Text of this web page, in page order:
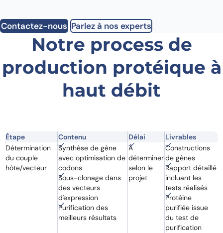
Contactez-nous Parlez à nos experts
Notre process de
production protéique à
haut débit
Étape Contenu Délai
Livrables
Détermination
du couple
hôte/vecteur
Synthèse de gène
avec optimisation de
codons
Sous-clonage dans
des vecteurs
d'expression
Purification des
meilleurs résultats
À
déterminer
selon le
projet
Constructions
de gènes
Rapport détaillé
incluant les
tests réalisés
Protéine
purifiée issue
du test de
purification